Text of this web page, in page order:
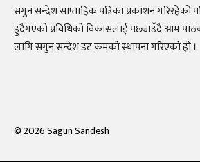
सगुन सन्देश साप्ताहिक पत्रिका प्रकाशन गरिरहेको
हुदैगएको प्रविधिको विकासलाई पछ्याउँदै आम
लागि सगुन सन्देश डट कमको स्थापना गरिएको हो ।
©2026Sagun Sandesh